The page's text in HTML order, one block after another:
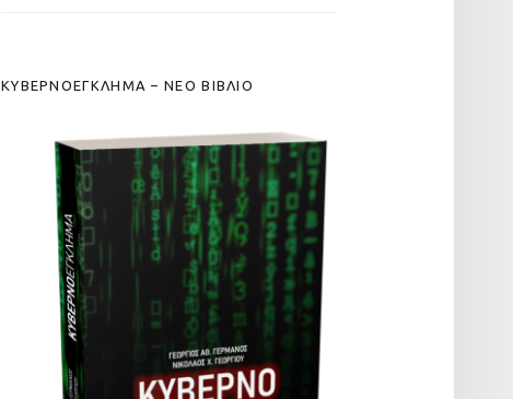
ΚΥΒΕΡΝΟΕΓΚΛΗΜΑ – ΝΕΟ ΒΙΒΛΙΟ